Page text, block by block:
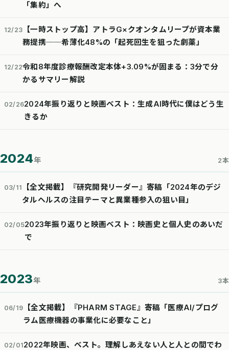
「集約」へ
12/23
【一時ストップ高】アトラG×クオンタムリープが資本業
務提携──希薄化48%の「起死回生を狙った劇薬」
12/22令和8年度診療報酬改定本体+3.09%が固まる：3分で分
かるサマリー解説
02/262024年振り返りと映画ベスト：生成AI時代に僕はどう生
きるか
2024年 2本
03/11
【全文掲載】『研究開発リーダー』寄稿「2024年のデジ
タルヘルスの注目テーマと異業種参入の狙い目」
02/052023年振り返りと映画ベスト：映画史と個人史のあいだ
で
2023年 3本
06/19
【全文掲載】『PHARM STAGE』寄稿「医療AI/プログ
ラム医療機器の事業化に必要なこと」
02/012022年映画、ベスト。理解しあえない人と人との間でわ